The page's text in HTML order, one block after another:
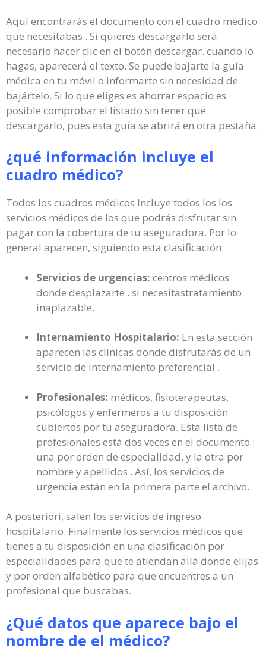
Aquí encontrarás el documento con el cuadro médico
que necesitabas . Si quieres descargarlo será
necesario hacer clic en el botón descargar. cuando lo
hagas, aparecerá el texto. Se puede bajarte la guía
médica en tu móvil o informarte sin necesidad de
bajártelo. Si lo que eliges es ahorrar espacio es
posible comprobar el listado sin tener que
descargarlo, pues esta guía se abrirá en otra pestaña.
¿qué información incluye el
cuadro médico?
Todos los cuadros médicos Incluye todos los los
servicios médicos de los que podrás disfrutar sin
pagar con la cobertura de tu aseguradora. Por lo
general aparecen, siguiendo esta clasificación:
Servicios de urgencias: centros médicos
donde desplazarte . si necesitastratamiento
inaplazable.
Internamiento Hospitalario: En esta sección
aparecen las clínicas donde disfrutarás de un
servicio de internamiento preferencial .
Profesionales: médicos, fisioterapeutas,
psicólogos y enfermeros a tu disposición
cubiertos por tu aseguradora. Esta lista de
profesionales está dos veces en el documento :
una por orden de especialidad, y la otra por
nombre y apellidos . Así, los servicios de
urgencia están en la primera parte el archivo.
A posteriori, salen los servicios de ingreso
hospitalario. Finalmente los servicios médicos que
tienes a tu disposición en una clasificación por
especialidades para que te atiendan allá donde elijas
y por orden alfabético para que encuentres a un
profesional que buscabas.
¿Qué datos que aparece bajo el
nombre de el médico?